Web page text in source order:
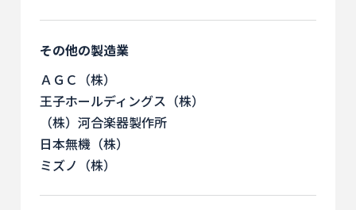
その他の製造業
ＡＧＣ（株）
王子ホールディングス（株）
（株）河合楽器製作所
日本無機（株）
ミズノ（株）